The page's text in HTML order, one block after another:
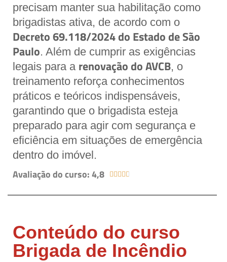
precisam manter sua habilitação como
brigadistas ativa, de acordo com o
Decreto 69.118/2024 do Estado de São
Paulo. Além de cumprir as exigências
legais para a renovação do AVCB, o
treinamento reforça conhecimentos
práticos e teóricos indispensáveis,
garantindo que o brigadista esteja
preparado para agir com segurança e
eficiência em situações de emergência
dentro do imóvel.
Avaliação do curso: 4,8     
Conteúdo do curso
Brigada de Incêndio